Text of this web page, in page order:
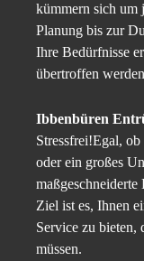
kümmern sich um
Planung bis zur
Ihre Bedürfnisse
übertroffen
Ibbenbüren
Stressfrei!Egal,
oder ein großes
Ziel ist es, Ihnen
Service zu bieten,
müssen.